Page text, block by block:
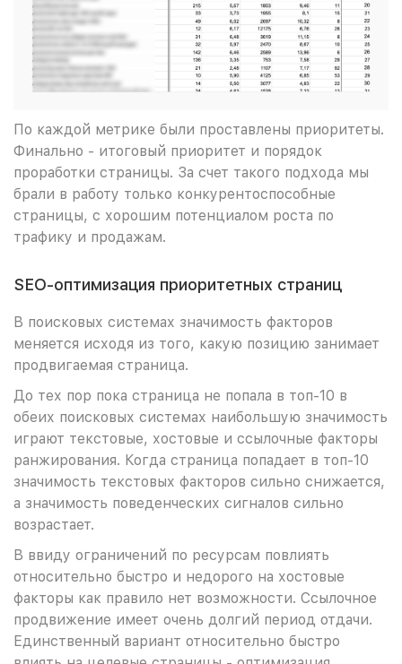
По каждой метрике были проставлены приоритеты.
Финально - итоговый приоритет и порядок
проработки страницы. За счет такого подхода мы
брали в работу только конкурентоспособные
страницы, с хорошим потенциалом роста по
трафику и продажам.
SEO-оптимизация приоритетных страниц
В поисковых системах значимость факторов
меняется исходя из того, какую позицию занимает
продвигаемая страница.
До тех пор пока страница не попала в топ-10 в
обеих поисковых системах наибольшую значимость
играют текстовые, хостовые и ссылочные факторы
ранжирования. Когда страница попадает в топ-10
значимость текстовых факторов сильно снижается,
а значимость поведенческих сигналов сильно
возрастает.
В ввиду ограничений по ресурсам повлиять
относительно быстро и недорого на хостовые
факторы как правило нет возможности. Ссылочное
продвижение имеет очень долгий период отдачи.
Единственный вариант относительно быстро